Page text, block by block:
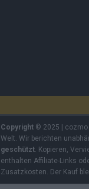
Copyright © 2025 | cozmo
Welt. Wir berichten
geschützt . Kopieren,
enthalten Affiliate-Links
Zusatzkosten. Der Kauf